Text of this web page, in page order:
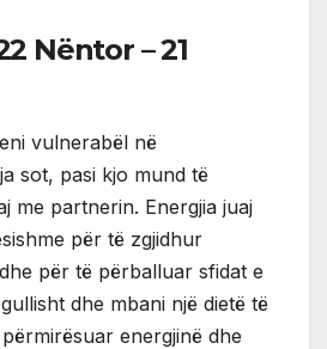
Nëntor – 21
vulnerabël në
sot, pasi kjo mund të
me partnerin. Energjia juaj
për të zgjidhur
për të përballuar sfidat e
dhe mbani një dietë të
energjinë dhe